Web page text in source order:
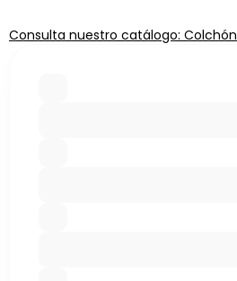
Consulta nuestro catálogo: Colchón